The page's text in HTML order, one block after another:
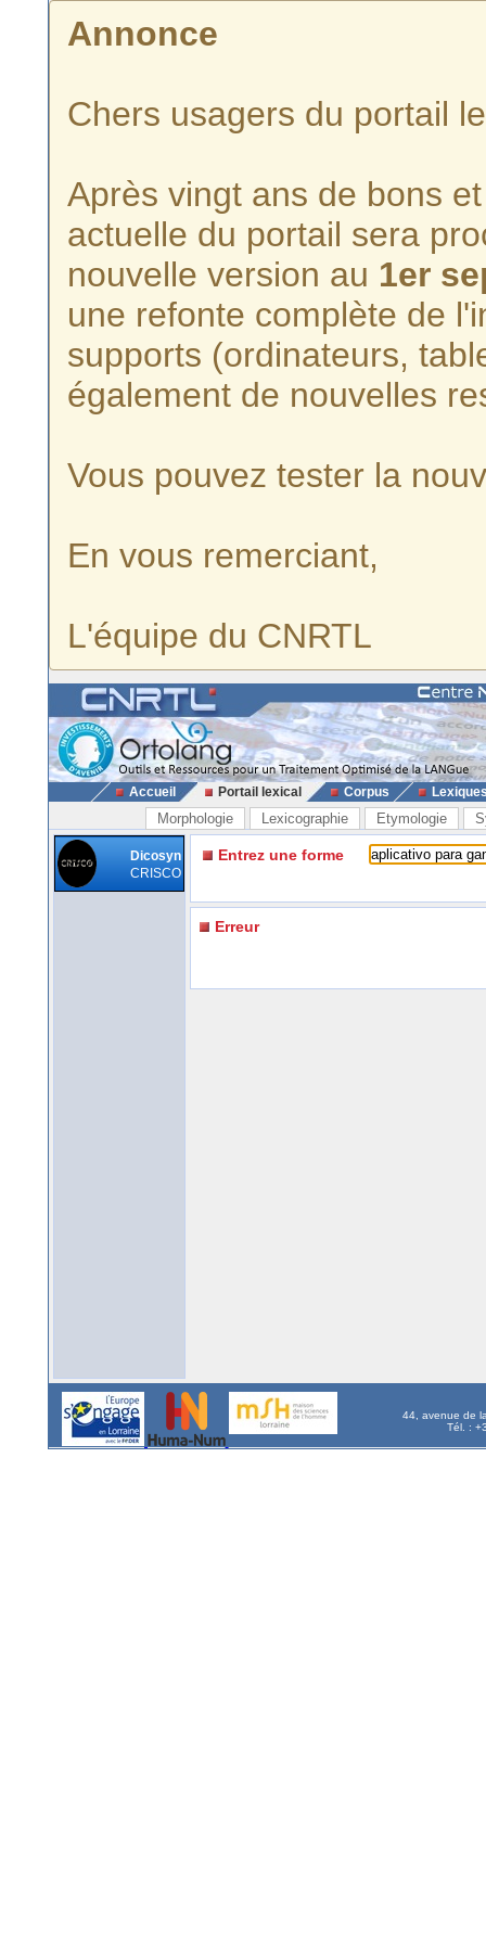
Annonce
Chers usagers du portail
Après vingt ans de bons
actuelle du portail sera
nouvelle version au 1er
une refonte complète de
supports (ordinateurs,
également de nouvelles
Vous pouvez tester la
En vous remerciant,
L'équipe du CNRTL
Accueil Portail lexical Corpus
Morphologie Lexicographie Etymologie
Dicosyn
CRISCO
Entrez une forme
Erreur
44, avenue de
Tél. :